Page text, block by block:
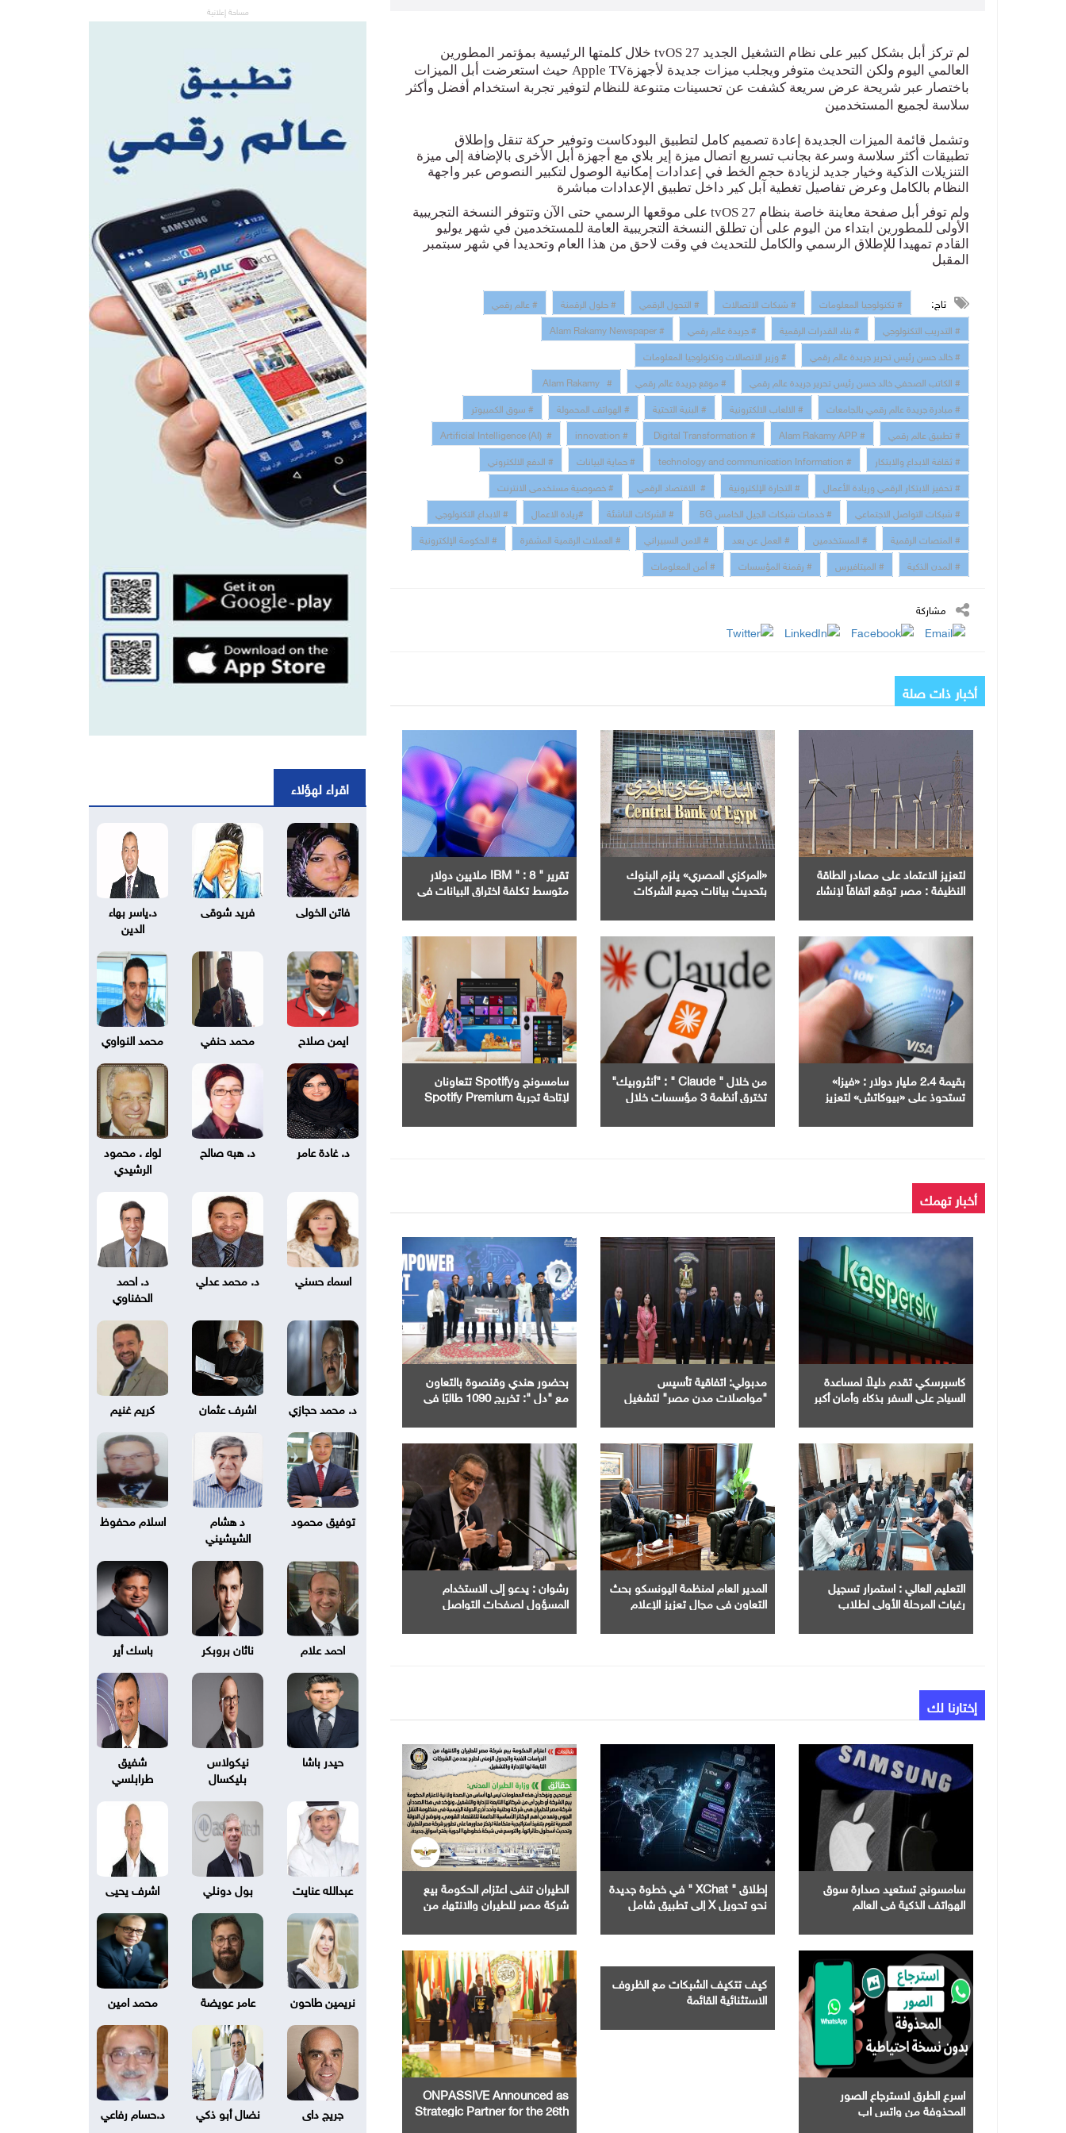
لم تركز أبل بشكل كبير على نظام التشغيل الجديد خلال كلمتها الرئيسية بمؤتمر المطور ين
العالمي اليوم ولكن التحديث متوفر ويجلب ميزات جديدة لأجهزةApple TV حيث استعرضت أبل الميزات
باختصار عبر شريحة عرض سريعة كشفت عن تحسينات متنوعة للنظام لتوفير تجربة استخدام أفضل وأكثر
سلاسة لجميع المستخدمين
وتشمل قائمة الميزات الجديدة إعادة تصميم كامل لتطبيق البودكاست وتوفير حركة تنقل وإطلاق
تطبيقات أكثر سلاسة وسرعة بجانب تسريع اتصال ميزة إير بلاي مع أجهزة أبل الأخرى بالإضافة إلى ميزة
التنزيلات الذكية وخيار جديد لزيادة حجم الخط في إعدادات إمكانية الوصول لتكبير النصوص عبر واجهة
النظام بالكامل وعرض تفاصيل تغطية آبل كير داخل تطبيق الإعدادات مباشرة
ولم توفر أبل صفحة معاينة خاصة بنظام
على موقعها الرسمي حتى الآن وتتوفر النسخة التجريبية
الأولى للمطورين ابتداء من اليوم على أن تطلق النسخة التجريبية العامة للمستخدمين في شهر يوليو
القادم تمهيدا للإطلاق الرسمي والكامل للتحديث في وقت لاحق من هذا العام وتحديدا في شهر سبتمبر
المقبل
تاج: # تكنولوجيا المعلومات # شبكات الاتصالات # التحول الرقمي # حلول الرقمنة
# عالم رقمي
# التدريب التكنولوجي
# بناء القدرات الرقمية # جريدة عالم رقمي
# Alam Rakamy Newspaper
# خالد حسن رئيس تحرير جريدة عالم رقمي
# وزير الاتصالات وتكنولوجيا المعلومات
# الكاتب الصحفي خالد حسن رئيس تحرير جريدة عالم رقمي
# موقع جريدة عالم رقمي
# Alam Rakamy
# مبادرة جريدة عالم رقمي بالجامعات
# الالعاب الالكترونية # البنية التحتية # الهواتف المحمولة
# سوق الكمبيوتر
# تطبيق عالم رقمي
# Alam Rakamy APP
# Digital Transformation
# innovation
# Artificial Intelligence (AI)
# ثقافة الابداع والابتكار
# technology and communication Information # حماية البيانات
# الدفع الالكتروني
# تحفيز الابتكار الرقمي وريادة الأعمال
# التجارة الإلكترونية # الاقتصاد الرقمي
# خصوصية مستخدمى الانترنت
# شبكات التواصل الاجتماعي
# خدمات شبكات الجيل الخامس 5G # الشركات الناشئة #ريادة الاعمال
# الابداع التكنولوجي
# المنصات الرقمية
# المستخدمين # العمل عن بعد # الامن السبيراني # العملات الرقمية المشفرة
# الحكومة الإلكترونية
# المدن الذكية
# الميتافيرس # رقمنة المؤسسات # أمن المعلومات
مشاركة
أخبار ذات صلة
لتعزيز الاعتماد على مصادر الطاقة
النظيفة : مصر توقع اتفاقاً لإنشاء
ميغاواط
«المركزي المصري» يلزم البنوك
بتحديث بيانات جميع الشركات
الموحد
تقرير " IBM " : 8 ملايين دولار
متوسط تكلفة اختراق البيانات في
بقيمة 2.4 مليار دولار : «فيزا»
تستحوذ على «بيوكاتش» لتعزيز
من خلال " Claude " : "أنثروبيك"
تخترق أنظمة 3 مؤسسات خلال
سامسونج وSpotify تتعاونان
لإتاحة تجربة Spotify Premium
أخبار تهمك
كاسبرسكي تقدم دليلاً لمساعدة
السياح على السفر بذكاء وأمان أكبر
مدبولي: اتفاقية تأسيس
"مواصلات مدن مصر" لتشغيل
العمرانية الجديدة
بحضور هندي وقنصوة بالتعاون
مع "دل ": تخريج 1090 طالبًا في
قدرات الجامعات في مجال " AI "
التعليم العالي : استمرار تسجيل
رغبات المرحلة الأولى لطلاب
المدير العام لمنظمة اليونسكو بحث
التعاون في مجال تعزيز الإعلام
رشوان : يدعو إلى الاستخدام
المسؤول لصفحات التواصل
إختارنا لك
سامسونج تستعيد صدارة سوق
الهواتف الذكية في العالم
إطلاق " XChat " في خطوة جديدة
نحو تحويل X إلى تطبيق شامل
الطيران تنفى اعتزام الحكومة بيع
شركة مصر للطيران والانتهاء من
لطرح عدد من الشركات التابعة لها
اسرع الطرق لاسترجاع الصور
المحذوفة من واتس اب
كيف تتكيف الشبكات مع الظروف
الاستثنائية القائمة
ONPASSIVE Announced as
Strategic Partner for the 26th
مساحة إعلانية
اقراء لهؤلاء
فاتن الخولى فريد شوقى
د.ياسر بهاء
الدين
ايمن صلاح محمد حنفي محمد النواوي
د. غادة عامر د. هبه صالح
لواء . محمود
الرشيدي
اسماء حسني د. محمد عدلي
د. احمد
الحفناوي
د. محمد حجازي اشرف عثمان كريم غنيم
توفيق محمود
د هشام
الشيشيني
اسلام محفوظ
احمد علام ناثان بروبكر باسك أير
حيدر باشا
نيكولاس
بليكسال
شفيق
طرابلسي
عبدالله عنايت بول دونلي اشرف يحيى
نريمين طاحون عامر عويضة محمد امين
جريج داى نضال أبو ذكي د.حسام رفاعي